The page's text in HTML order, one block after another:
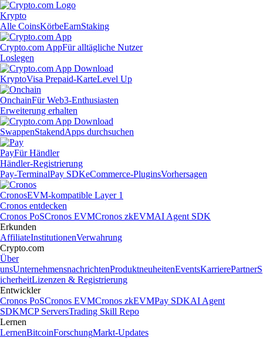
Krypto
Alle CoinsKörbeEarnStaking
Crypto.com AppFür alltägliche Nutzer
Loslegen
KryptoVisa Prepaid-KarteLevel Up
OnchainFür Web3-Enthusiasten
Erweiterung erhalten
SwappenStakendApps durchsuchen
PayFür Händler
Händler-Registrierung
Pay-TerminalPay SDKeCommerce-PluginsVorhersagen
CronosEVM-kompatible Layer 1
Cronos entdecken
Cronos PoSCronos EVMCronos zkEVMAI Agent SDK
Erkunden
AffiliateInstitutionenVerwahrung
Crypto.com
Über
unsUnternehmensnachrichtenProduktneuheitenEventsKarrierePartnerS
icherheitLizenzen & Registrierung
Entwickler
Cronos PoSCronos EVMCronos zkEVMPay SDKAI Agent
SDKMCP ServersTrading Skill Repo
Lernen
LernenBitcoinForschungMarkt-Updates